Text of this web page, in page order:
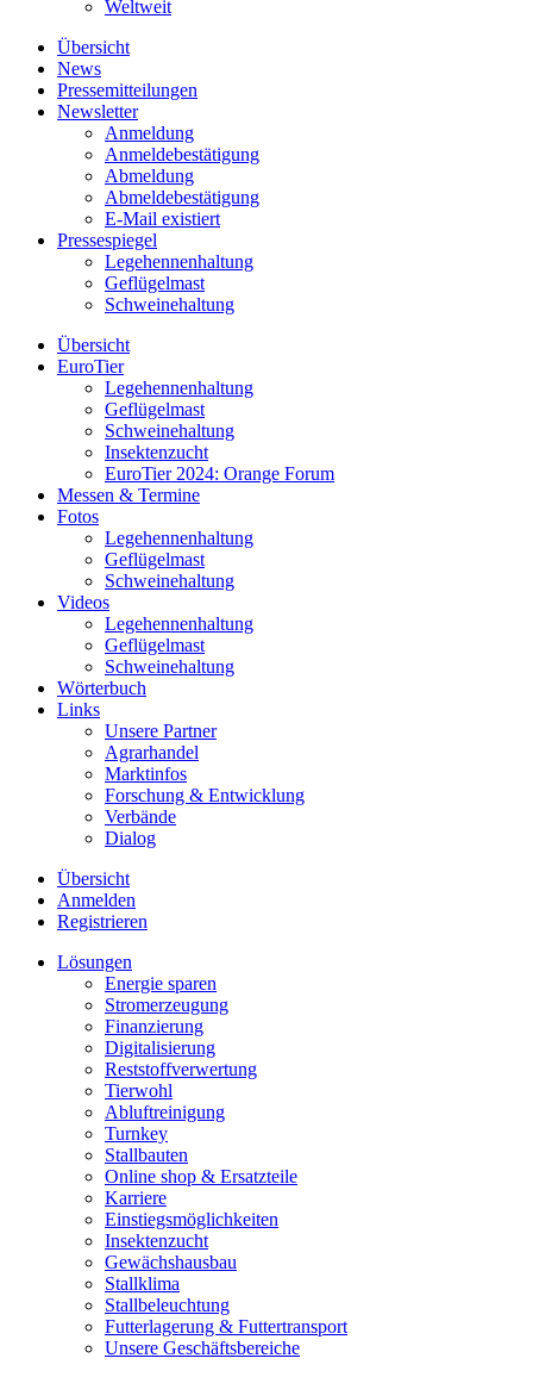
Weltweit
Übersicht
News
Pressemitteilungen
Newsletter
Anmeldung
Anmeldebestätigung
Abmeldung
Abmeldebestätigung
E-Mail existiert
Pressespiegel
Legehennenhaltung
Geflügelmast
Schweinehaltung
Übersicht
EuroTier
Legehennenhaltung
Geflügelmast
Schweinehaltung
Insektenzucht
EuroTier 2024: Orange Forum
Messen & Termine
Fotos
Legehennenhaltung
Geflügelmast
Schweinehaltung
Videos
Legehennenhaltung
Geflügelmast
Schweinehaltung
Wörterbuch
Links
Unsere Partner
Agrarhandel
Marktinfos
Forschung & Entwicklung
Verbände
Dialog
Übersicht
Anmelden
Registrieren
Lösungen
Energie sparen
Stromerzeugung
Finanzierung
Digitalisierung
Reststoffverwertung
Tierwohl
Abluftreinigung
Turnkey
Stallbauten
Online shop & Ersatzteile
Karriere
Einstiegsmöglichkeiten
Insektenzucht
Gewächshausbau
Stallklima
Stallbeleuchtung
Futterlagerung & Futtertransport
Unsere Geschäftsbereiche